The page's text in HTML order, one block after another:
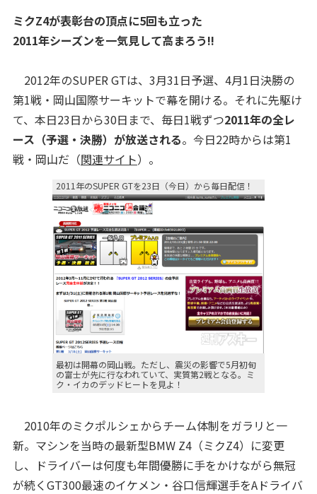
ミクZ4が表彰台の頂点に5回も立った
2011年シーズンを一気見して高まろう!!
2012年のSUPER GTは、3月31日予選、4月1日決勝の
第1戦・岡山国際サーキットで幕を開ける。それに先駆け
て、本日23日から30日まで、毎日1戦ずつ2011年の全レ
ース（予選・決勝）が放送される。今日22時からは第1
戦・岡山だ（関連サイト）。
2011年のSUPER GTを23日（今日）から毎日配信！
最初は開幕の岡山戦。ただし、震災の影響で5月初旬
の富士が先に行なわれていて、実質第2戦となる。ミ
ク・イカのデッドヒートを見よ！
2010年のミクポルシェからチーム体制をガラリと一
新。マシンを当時の最新型BMW Z4（ミクZ4）に変更
し、ドライバーは何度も年間優勝に手をかけながら無冠
が続くGT300最速のイケメン・谷口信輝選手をAドライバ